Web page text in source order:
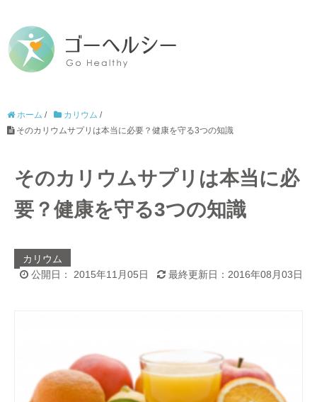
ホーム / カリウム /
そのカリウムサプリは本当に必要？健康を守る3つの知識
そのカリウムサプリは本当に必
要？健康を守る3つの知識
カリウム
公開日： 2015年11月05日
最終更新日：2016年08月03日